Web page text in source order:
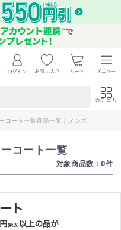
カテゴリ
コート一覧商品一覧｜メンズ
コート一覧
対象商品数： 0件